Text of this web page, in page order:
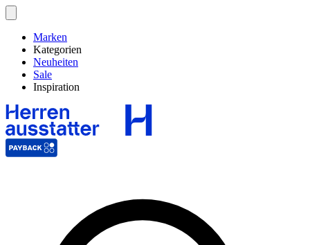
Marken
Kategorien
Neuheiten
Sale
Inspiration